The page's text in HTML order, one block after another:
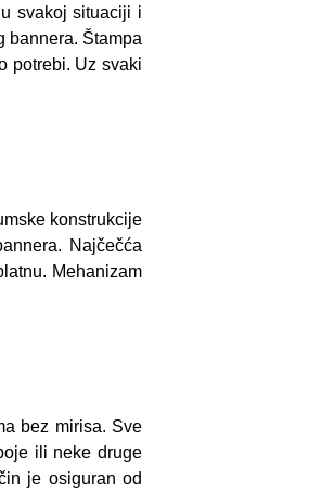
svakoj situaciji i
bannera. Štampa
potrebi. Uz svaki
konstrukcije
Najčečća
Mehanizam
bez mirisa. Sve
ili neke druge
je osiguran od